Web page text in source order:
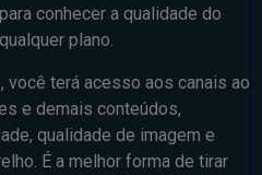
conhecer a qualidade do
plano.
você terá acesso aos canais ao
e demais conteúdos,
qualidade de imagem e
É a melhor forma de tirar